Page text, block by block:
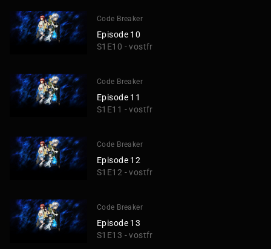
Code Breaker
Episode 10
S1E10 - vostfr
Code Breaker
Episode 11
S1E11 - vostfr
Code Breaker
Episode 12
S1E12 - vostfr
Code Breaker
Episode 13
S1E13 - vostfr